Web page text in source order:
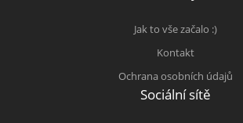
Jak to vše začalo :)
Kontakt
Ochrana osobních údajů
Sociální sítě